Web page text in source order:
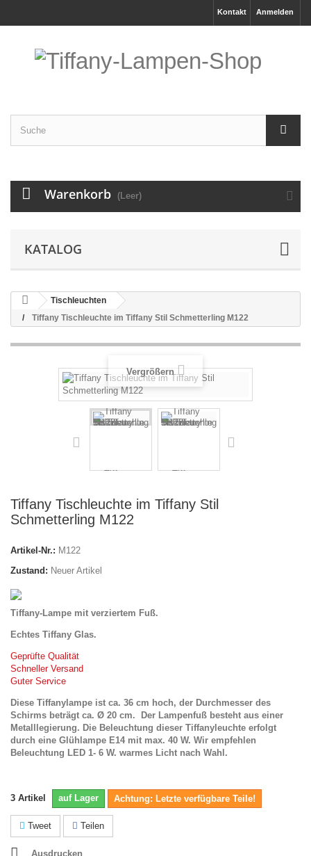
Anmelden
Kontakt
Warenkorb (Leer)
KATALOG
Tischleuchten
Tiffany Tischleuchte im Tiffany Stil Schmetterling M122
Vergrößern
Tiffany Tischleuchte im Tiffany Stil
Schmetterling M122
Artikel-Nr.: M122
Zustand: Neuer Artikel
Tiffany-Lampe mit verziertem Fuß.
Echtes Tiffany Glas.
Geprüfte Qualität
Schneller Versand
Guter Service
Diese Tiffanylampe ist ca. 36 cm hoch, der Durchmesser des
Schirms beträgt ca. Ø 20 cm.
Der Lampenfuß besteht aus einer
Metalllegierung. Die Beleuchtung dieser Tiffanyleuchte erfolgt
durch eine Glühlampe E14 mit max. 40 W. Wir empfehlen
Beleuchtung LED 1- 6 W. warmes Licht nach Wahl.
3 Artikel auf Lager Achtung: Letzte verfügbare Teile!
Tweet Teilen
Ausdrucken